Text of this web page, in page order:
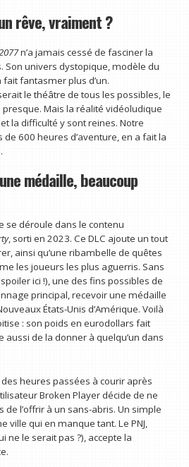
rêve, vraiment ?
n’a jamais cessé de fasciner la
Son univers dystopique, modèle du
fantasmer plus d’un.
le théâtre de tous les possibles, le
Mais la réalité vidéoludique
la difficulté y sont reines. Notre
600 heures d’aventure, en a fait la
médaille, beaucoup
se déroule dans le contenu
, sorti en 2023. Ce DLC ajoute un tout
ainsi qu’une ribambelle de quêtes
les joueurs les plus aguerris. Sans
ici !), une des fins possibles de
principal, recevoir une médaille
États-Unis d’Amérique. Voilà
: son poids en eurodollars fait
aussi de la donner à quelqu’un dans
heures passées à courir après
Broken Player décide de ne
l’offrir à un sans-abris. Un simple
ville qui en manque tant. Le PNJ,
ne le serait pas ?), accepte la